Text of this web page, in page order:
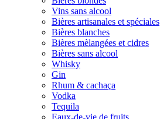
Vins sans alcool
Bières artisanales et spéciales
Bières blanches
Bières mèlangées et cidres
Bières sans alcool
Whisky
Gin
Rhum & cachaça
Vodka
Tequila
Eaux-de-vie de fruits